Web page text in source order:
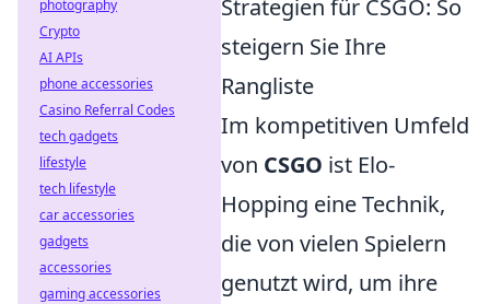
Strategien für CSGO: So
steigern Sie Ihre
Rangliste
Im kompetitiven Umfeld
von CSGO ist Elo-
Hopping eine Technik,
die von vielen Spielern
genutzt wird, um ihre
photography
Crypto
AI APIs
phone accessories
Casino Referral Codes
tech gadgets
lifestyle
tech lifestyle
car accessories
gadgets
accessories
gaming accessories